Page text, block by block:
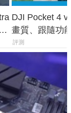
DJI Pocket 4
畫質、跟隨功
一次看懂兩台
評測